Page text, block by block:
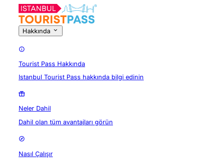
Hakkında
Tourist Pass Hakkında
Istanbul Tourist Pass hakkında bilgi edinin
Neler Dahil
Dahil olan tüm avantajları görün
Nasıl Çalışır